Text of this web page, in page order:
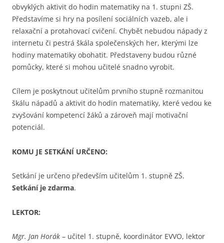
obvyklých aktivit do hodin matematiky na 1. stupni ZŠ.
Představíme si hry na posílení sociálních vazeb, ale i
relaxační a protahovací cvičení. Chybět nebudou nápady z
internetu či pestrá škála společenských her, kterými lze
hodiny matematiky obohatit. Představeny budou různé
pomůcky, které si mohou učitelé snadno vyrobit.
Cílem je poskytnout učitelům prvního stupně rozmanitou
škálu nápadů a aktivit do hodin matematiky, které vedou ke
zvyšování kompetencí žáků a zároveň mají motivační
potenciál.
KOMU JE SETKÁNÍ URČENO:
Setkání je určeno především učitelům 1. stupně ZŠ.
Setkání je zdarma.
LEKTOR:
Mgr. Jan Horák – učitel 1. stupně, koordinátor EVVO, lektor